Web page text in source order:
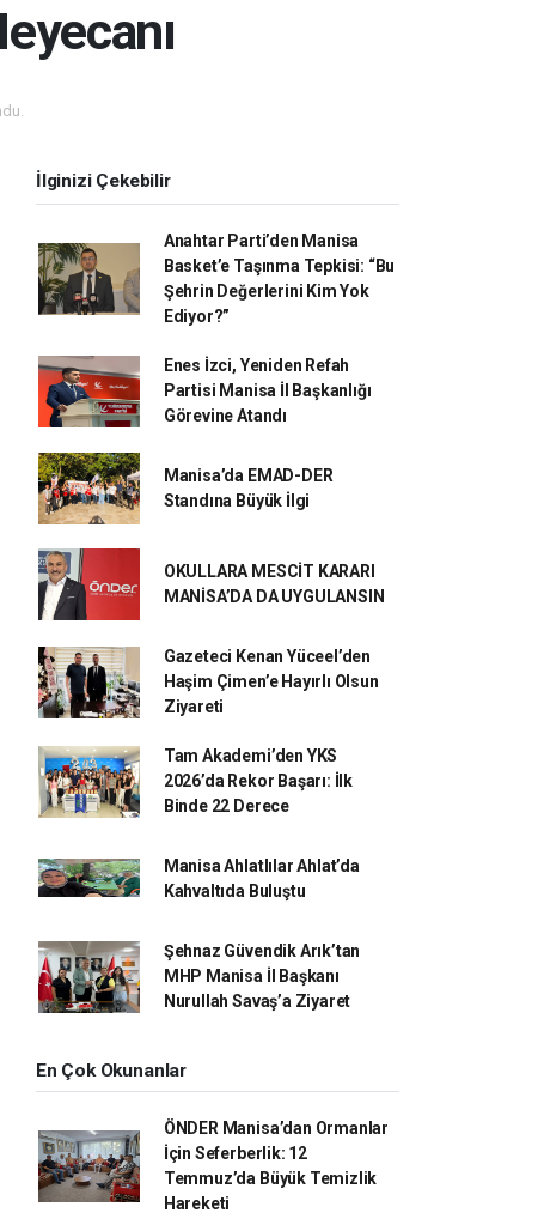
İlginizi Çekebilir
Anahtar Parti’den Manisa
Basket’e Taşınma Tepkisi: “Bu
Şehrin Değerlerini Kim Yok
Ediyor?”
Enes İzci, Yeniden Refah
Partisi Manisa İl Başkanlığı
Görevine Atandı
Manisa’da EMAD-DER
Standına Büyük İlgi
OKULLARA MESCİT KARARI
MANİSA’DA DA UYGULANSIN
Gazeteci Kenan Yüceel’den
Haşim Çimen’e Hayırlı Olsun
Ziyareti
Tam Akademi’den YKS
2026’da Rekor Başarı: İlk
Binde 22 Derece
Manisa Ahlatlılar Ahlat’da
Kahvaltıda Buluştu
Şehnaz Güvendik Arık’tan
MHP Manisa İl Başkanı
Nurullah Savaş’a Ziyaret
En Çok Okunanlar
ÖNDER Manisa’dan Ormanlar
İçin Seferberlik: 12
Temmuz’da Büyük Temizlik
Hareketi